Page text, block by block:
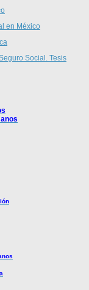
en México
Social. Tesis